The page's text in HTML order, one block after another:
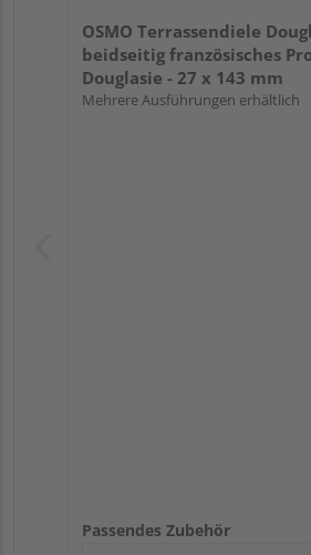
OSMO Terrassendiele
beidseitig französisches
Douglasie - 27 x 143 mm
Mehrere Ausführungen erhältlich
Passendes Zubehör